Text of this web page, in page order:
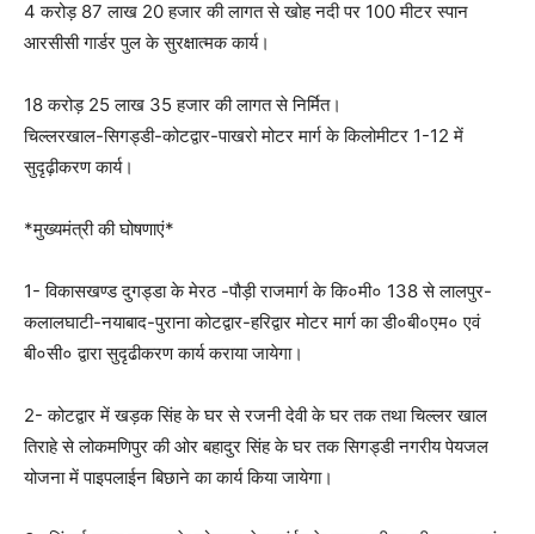
4 करोड़ 87 लाख 20 हजार की लागत से खोह नदी पर 100 मीटर स्पान
आरसीसी गार्डर पुल के सुरक्षात्मक कार्य।
18 करोड़ 25 लाख 35 हजार की लागत से निर्मित।
चिल्लरखाल-सिगड्डी-कोटद्वार-पाखरो मोटर मार्ग के किलोमीटर 1-12 में
सुदृढ़ीकरण कार्य।
*मुख्यमंत्री की घोषणाएं*
1- विकासखण्ड दुगड्डा के मेरठ -पौड़ी राजमार्ग के कि०मी० 138 से लालपुर-
कलालघाटी-नयाबाद-पुराना कोटद्वार-हरिद्वार मोटर मार्ग का डी०बी०एम० एवं
बी०सी० द्वारा सुदृढीकरण कार्य कराया जायेगा।
2- कोटद्वार में खड़क सिंह के घर से रजनी देवी के घर तक तथा चिल्लर खाल
तिराहे से लोकमणिपुर की ओर बहादुर सिंह के घर तक सिगड्डी नगरीय पेयजल
योजना में पाइपलाईन बिछाने का कार्य किया जायेगा।